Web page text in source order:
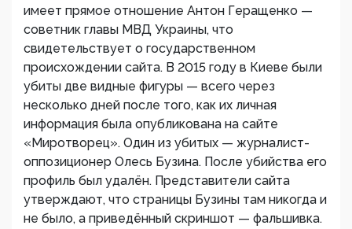
имеет прямое отношение Антон Геращенко —
советник главы МВД Украины, что
свидетельствует о государственном
происхождении сайта. В 2015 году в Киеве были
убиты две видные фигуры — всего через
несколько дней после того, как их личная
информация была опубликована на сайте
«Миротворец». Один из убитых — журналист-
оппозиционер Олесь Бузина. После убийства его
профиль был удалён. Представители сайта
утверждают, что страницы Бузины там никогда и
не было, а приведённый скриншот — фальшивка.